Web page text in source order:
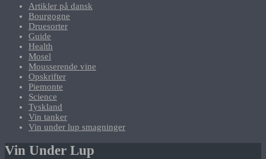
Artikler på dansk
Bourgogne
Druesorter
Guide
Health
Mosel
Mousserende vine
Opskrifter
Piemonte
Science
Tyskland
Vin tanker
Vin under lup smagninger
Vin Under Lup